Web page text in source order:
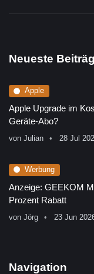
Neueste
Apple
Apple Upgrade im
Geräte-Abo?
von Julian 28 Jul
Werbung
Anzeige: GEEKOM
Prozent Rabatt
von Jörg 23 Jun
Navigation